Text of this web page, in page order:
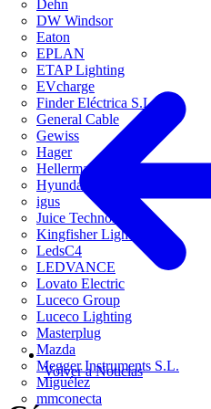
Dehn
DW Windsor
Eaton
EPLAN
ETAP Lighting
EVcharge
Finder Eléctrica S.L.U
General Cable
Gewiss
Hager
HellermannTyton
Hyundai Electric
igus
Juice Technology
Kingfisher Lighting
LedsC4
LEDVANCE
Lovato Electric
Luceco Group
Luceco Lighting
Masterplug
Mazda
Megger Instruments S.L.
Miguélez
mmconecta
Volver a Noticias